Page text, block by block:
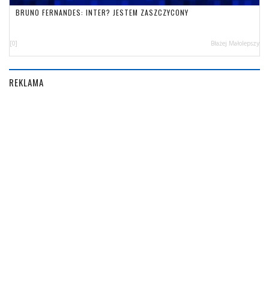
BRUNO FERNANDES: INTER? JESTEM ZASZCZYCONY
[0] Błażej Małolepszy
REKLAMA